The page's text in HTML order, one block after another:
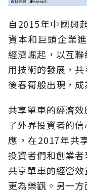
自2015年中國興
資本和巨頭企業
經濟崛起，以互
用技術的發展，
後春筍般出現，
共享單車的經濟
了外界投資者的
應，在2017年共
投資者們和創業
共享單車的經營
更為樂觀。另一